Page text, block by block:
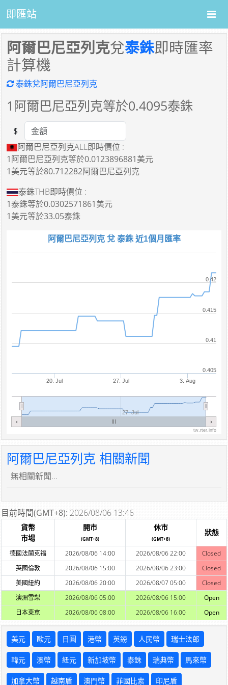
即匯站
阿爾巴尼亞列克兌泰銖即時匯率
計算機
泰銖兌阿爾巴尼亞列克
1 阿爾巴尼亞列克等於0.4095泰銖
Amount
$
阿爾巴尼亞列克ALL即時價位 :
1阿爾巴尼亞列克等於0.0123896881美元
1美元等於80.712282阿爾巴尼亞列克
泰銖THB即時價位 :
1泰銖等於0.0302571861美元
1美元等於33.05泰銖
阿爾巴尼亞列克 兌 泰銖 近1個月匯率
20. Jul 27. Jul 3. Aug
27. Jul
0.405
0.41
0.415
0.42
tw.rter.info
阿爾巴尼亞列克 相關新聞
無相關新聞...
目前時間(GMT+8): 2026/08/06 13:46
貨幣
市場
開市
(GMT+8)
休市
(GMT+8)
狀態
德國法蘭克福 2026/08/06 14:00 2026/08/06 22:00
Closed
英國倫敦
2026/08/06 15:00 2026/08/06 23:00
Closed
美國紐約
2026/08/06 20:00 2026/08/07 05:00
Closed
澳洲雪梨
2026/08/06 05:00 2026/08/06 15:00
Open
日本東京
2026/08/06 08:00 2026/08/06 16:00 Open
美元 歐元 日圓 港幣 英鎊 人民幣 瑞士法郎
韓元 澳幣 紐元 新加坡幣 泰銖 瑞典幣 馬來幣
加拿大幣 越南盾 澳門幣 菲國比索 印尼盾